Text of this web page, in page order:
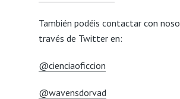
También podéis contactar con
través de Twitter en:
@cienciaoficcion
@wavensdorvad